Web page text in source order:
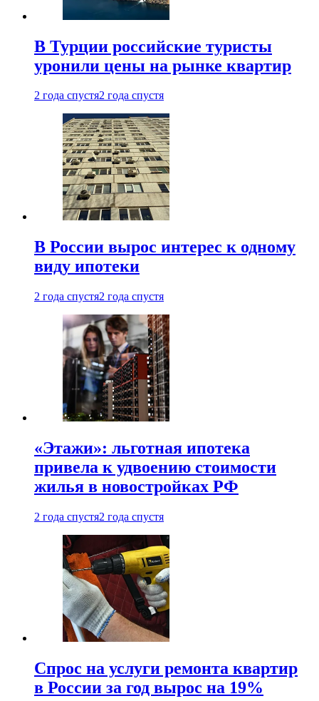
В Турции российские туристы
уронили цены на рынке квартир
2 года спустя2 года спустя
В России вырос интерес к одному
виду ипотеки
2 года спустя2 года спустя
«Этажи»: льготная ипотека
привела к удвоению стоимости
жилья в новостройках РФ
2 года спустя2 года спустя
Спрос на услуги ремонта квартир
в России за год вырос на 19%